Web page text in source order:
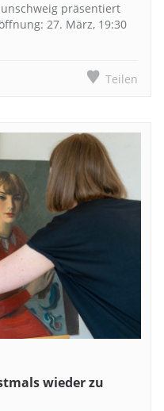
präsentiert
27. März, 19:30
Teilen
wieder zu